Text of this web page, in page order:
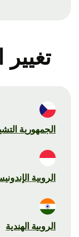
تغيير
الجمهورية
الروبية
الروبية الهندية